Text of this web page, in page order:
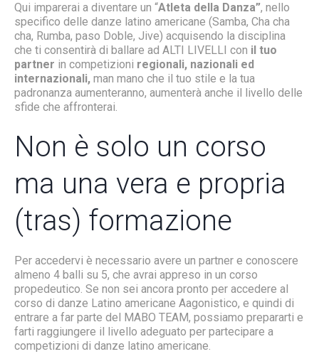
Qui imparerai a diventare un “Atleta della Danza”, nello
specifico delle danze latino americane (Samba, Cha cha
cha, Rumba, paso Doble, Jive) acquisendo la disciplina
che ti consentirà di ballare ad ALTI LIVELLI con il tuo
partner in competizioni regionali, nazionali ed
internazionali, man mano che il tuo stile e la tua
padronanza aumenteranno, aumenterà anche il livello delle
sfide che affronterai.
Non è solo un corso
ma una vera e propria
(tras) formazione
Per accedervi è necessario avere un partner e conoscere
almeno 4 balli su 5, che avrai appreso in un corso
propedeutico. Se non sei ancora pronto per accedere al
corso di danze Latino americane Aagonistico, e quindi di
entrare a far parte del MABO TEAM, possiamo prepararti e
farti raggiungere il livello adeguato per partecipare a
competizioni di danze latino americane.